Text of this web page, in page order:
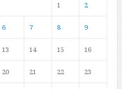
1 2
6 7 8 9
13 14 15 16
20 21 22 23